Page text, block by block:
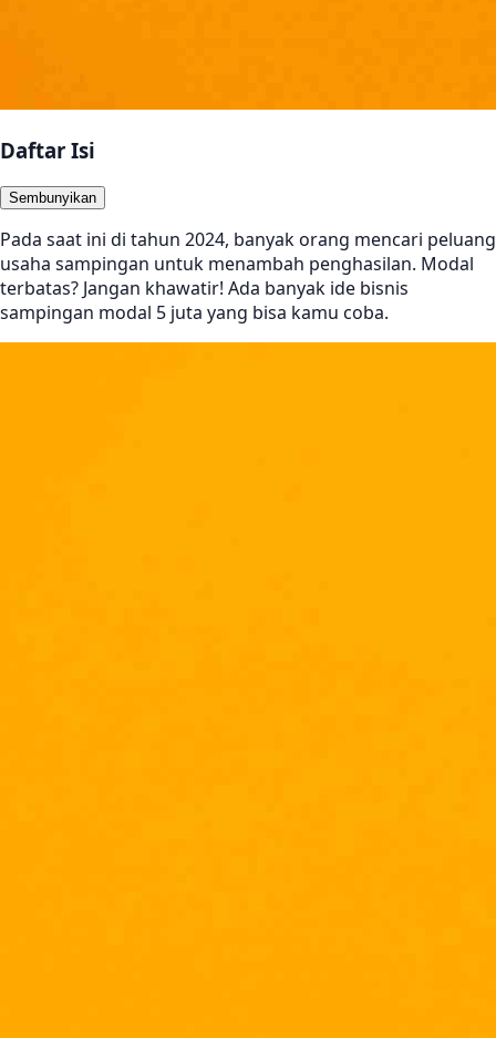
Daftar Isi
Sembunyikan
Pada saat ini di tahun 2024, banyak orang mencari peluang
usaha sampingan untuk menambah penghasilan. Modal
terbatas? Jangan khawatir! Ada banyak ide bisnis
sampingan modal 5 juta yang bisa kamu coba.